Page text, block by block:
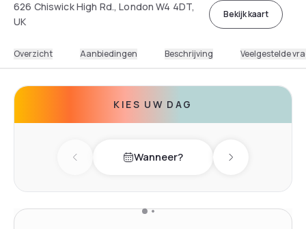
626 Chiswick High Rd., London W4 4DT,
UK
Bekijk kaart
Overzicht Aanbiedingen Beschrijving Veelgestelde
KIES UW DAG
Previous dayWanneer? Next day